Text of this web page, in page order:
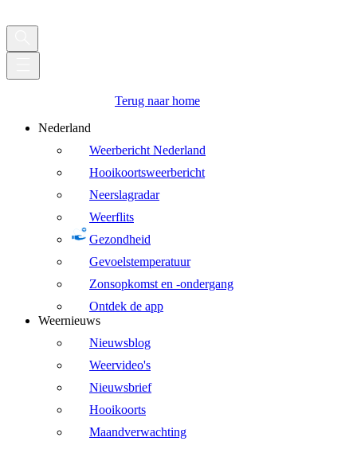
Terug naar home
Nederland
Weerbericht Nederland
Hooikoortsweerbericht
Neerslagradar
Weerflits
Gezondheid
Gevoelstemperatuur
Zonsopkomst en -ondergang
Ontdek de app
Weernieuws
Nieuwsblog
Weervideo's
Nieuwsbrief
Hooikoorts
Maandverwachting